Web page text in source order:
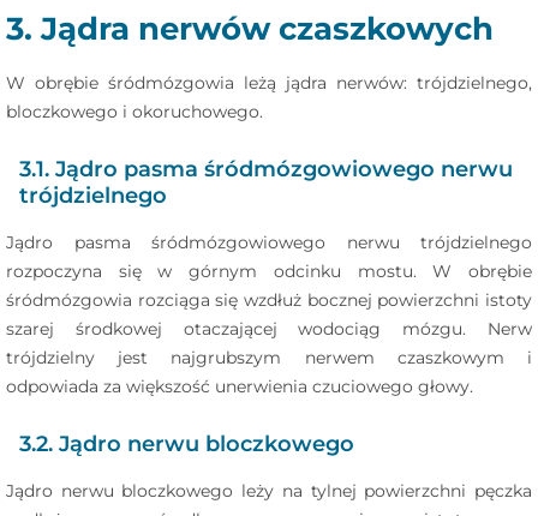
3. Jądra nerwów czaszkowych
W obrębie śródmózgowia leżą jądra nerwów: trójdzielnego,
bloczkowego i okoruchowego.
3.1. Jądro pasma śródmózgowiowego nerwu
trójdzielnego
Jądro pasma śródmózgowiowego nerwu trójdzielnego
rozpoczyna się w górnym odcinku mostu. W obrębie
śródmózgowia rozciąga się wzdłuż bocznej powierzchni istoty
szarej środkowej otaczającej wodociąg mózgu. Nerw
trójdzielny jest najgrubszym nerwem czaszkowym i
odpowiada za większość unerwienia czuciowego głowy.
3.2. Jądro nerwu bloczkowego
Jądro nerwu bloczkowego leży na tylnej powierzchni pęczka